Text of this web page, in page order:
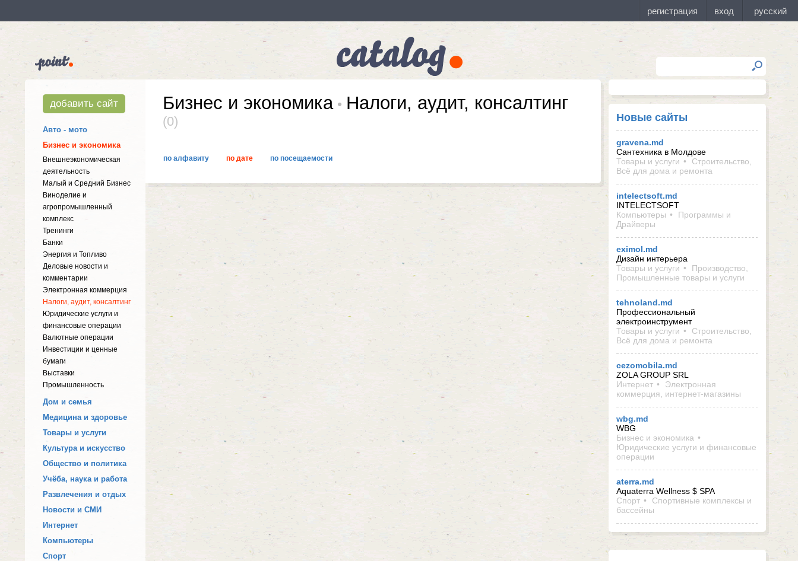
добавить сайт
Авто - мото
Бизнес и экономика
Внешнеэкономическая
деятельность
Малый и Средний Бизнес
Виноделие и
агропромышленный
комплекс
Тренинги
Банки
Энергия и Топливо
Деловые новости и
комментарии
Электронная коммерция
Налоги, аудит, консалтинг
Юридические услуги и
финансовые операции
Валютные операции
Инвестиции и ценные
бумаги
Выставки
Промышленность
Дом и семья
Медицина и здоровье
Товары и услуги
Культура и искусство
Общество и политика
Учёба, наука и работа
Развлечения и отдых
Новости и СМИ
Интернет
Компьютеры
Спорт
Бизнес и экономика Налоги, аудит, консалтинг
(0)
по алфавиту по дате по посещаемости
Новые сайты
gravena.md
Сантехника в Молдове
Товары и услуги
Строительство,
Всё для дома и ремонта
intelectsoft.md
INTELECTSOFT
Компьютеры
Программы и
Драйверы
eximol.md
Дизайн интерьера
Товары и услуги
Производство,
Промышленные товары и услуги
tehnoland.md
Профессиональный
электроинструмент
Товары и услуги
Строительство,
Всё для дома и ремонта
cezomobila.md
ZOLA GROUP SRL
Интернет
Электронная
коммерция, интернет-магазины
wbg.md
WBG
Бизнес и экономика
Юридические услуги и финансовые
операции
aterra.md
Aquaterra Wellness $ SPA
Спорт
Спортивные комплексы и
бассейны